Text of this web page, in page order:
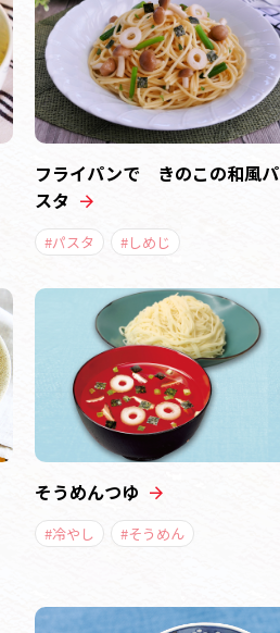
フライパンで きのこの和風パ
スタ
#パスタ #しめじ
そうめんつゆ
#冷やし #そうめん